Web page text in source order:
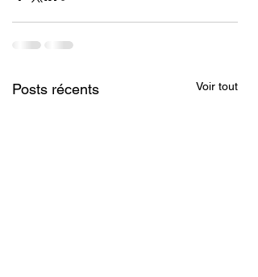
Posts récents Voir tout